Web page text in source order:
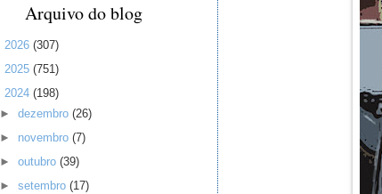
Arquivo do blog
2026 (307)
2025 (751)
2024 (198)
►dezembro(26)
► novembro(7)
►outubro(39)
►setembro(17)